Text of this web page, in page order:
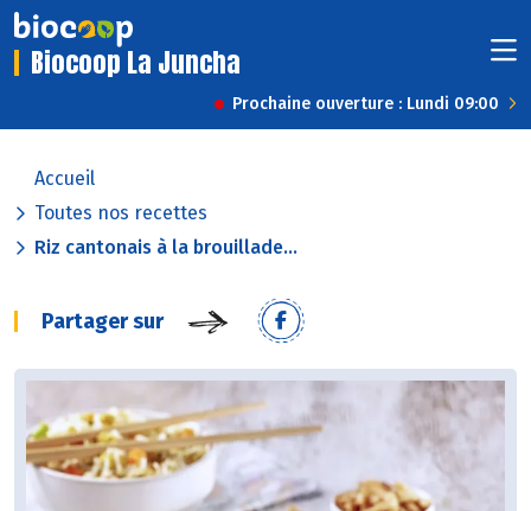
Biocoop La Juncha
Prochaine ouverture : Lundi 09:00
Accueil
Toutes nos recettes
Riz cantonais à la brouillade...
Partager sur